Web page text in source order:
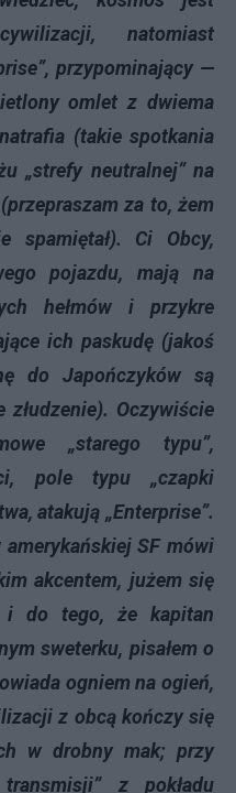
natomiast
przypominający —
omlet z dwiema
(takie spotkania
„strefy neutralnej” na
za to, żem
spamiętał). Ci Obcy,
pojazdu, mają na
hełmów i przykre
ich paskudę (jakoś
do Japończyków są
Oczywiście
„starego typu”,
pole typu „czapki
atakują „Enterprise”.
amerykańskiej SF mówi
akcentem, jużem się
i do tego, że kapitan
sweterku, pisałem o
ogniem na ogień,
z obcą kończy się
w drobny mak; przy
z pokładu